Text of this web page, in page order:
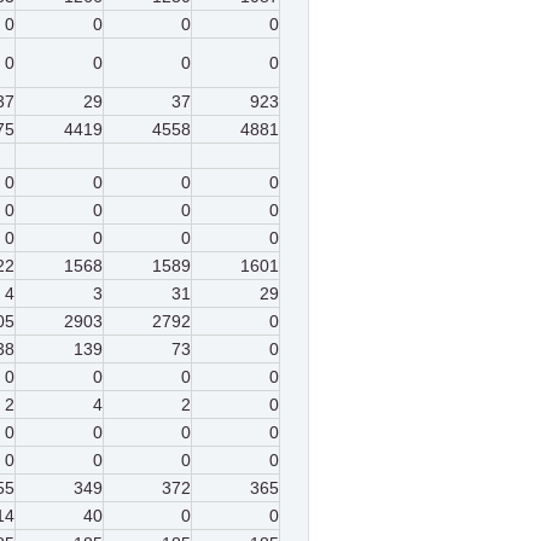
0
0 0
0
0
0 0
0
29 37
923
4419 4558 4881
0 0 0
0
0
0 0
0
0
0 0
0
1568 1589
1601
4
3 31
29
2903 2792
0
139 73
0
0
0 0
0
2
4 2
0
0
0 0
0
0
0 0
0
349 372
365
40 0
0